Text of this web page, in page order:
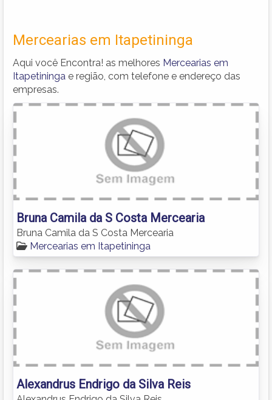
Mercearias em Itapetininga
Aqui você Encontra! as melhores Mercearias em
Itapetininga e região, com telefone e endereço das
empresas.
Bruna Camila da S Costa Mercearia
Bruna Camila da S Costa Mercearia
Mercearias em Itapetininga
Alexandrus Endrigo da Silva Reis